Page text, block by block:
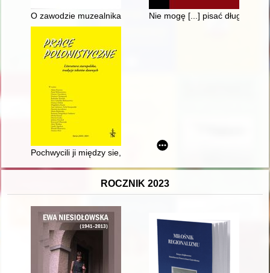
O zawodzie muzealnika w kontekście misji muzeów : refleksja
Nie mogę [...] pisać długo -
Pochwycili ji między sie, jako wilcy owieczkę" : Żydzi w
ROCZNIK 2023